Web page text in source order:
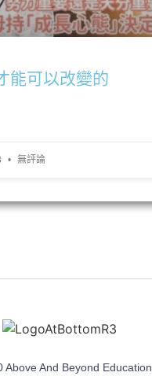
能可以改變的
無評論
Above And Beyond Education